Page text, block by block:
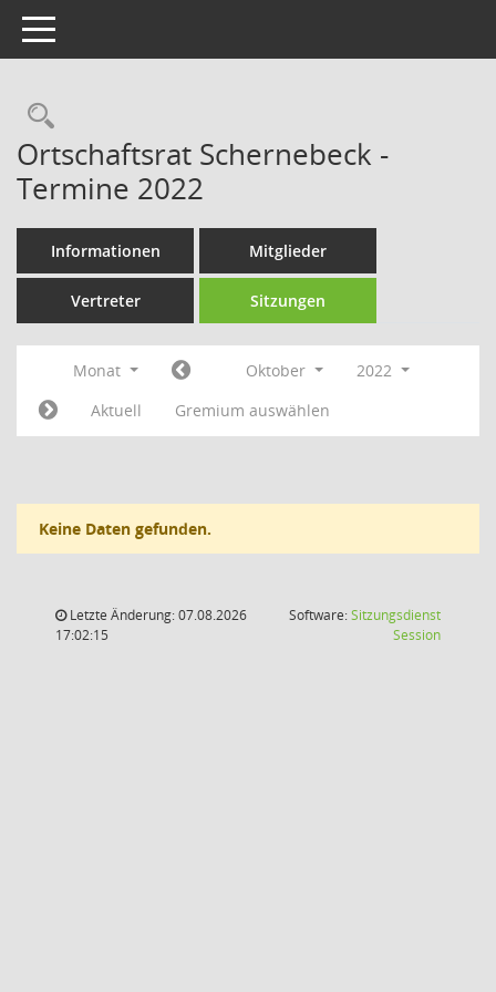
Toggle navigation
Rechercheauswahl
Ortschaftsrat Schernebeck -
Termine 2022
Informationen Mitglieder
Vertreter Sitzungen
Monat Oktober
2022
Aktuell
Gremium auswählen
Keine Daten gefunden.
Letzte Änderung: 07.08.2026
17:02:15
Software:Sitzungsdienst
Session(Wird in